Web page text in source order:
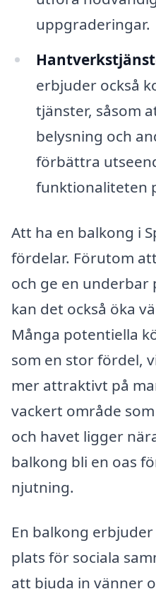
uppgraderingar.
erbjuder också
tjänster, såsom
belysning och
förbättra
funktionaliteten
Att ha en balkong i
fördelar. Förutom
och ge en underbar
kan det också öka
Många potentiella
som en stor fördel,
mer attraktivt på
vackert område
och havet ligger
balkong bli en oas
njutning.
En balkong
plats för sociala
att bjuda in vänner